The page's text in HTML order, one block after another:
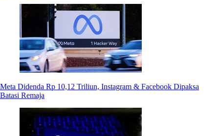
Meta Didenda Rp 10,12 Triliun, Instagram & Facebook Dipaksa
Batasi Remaja